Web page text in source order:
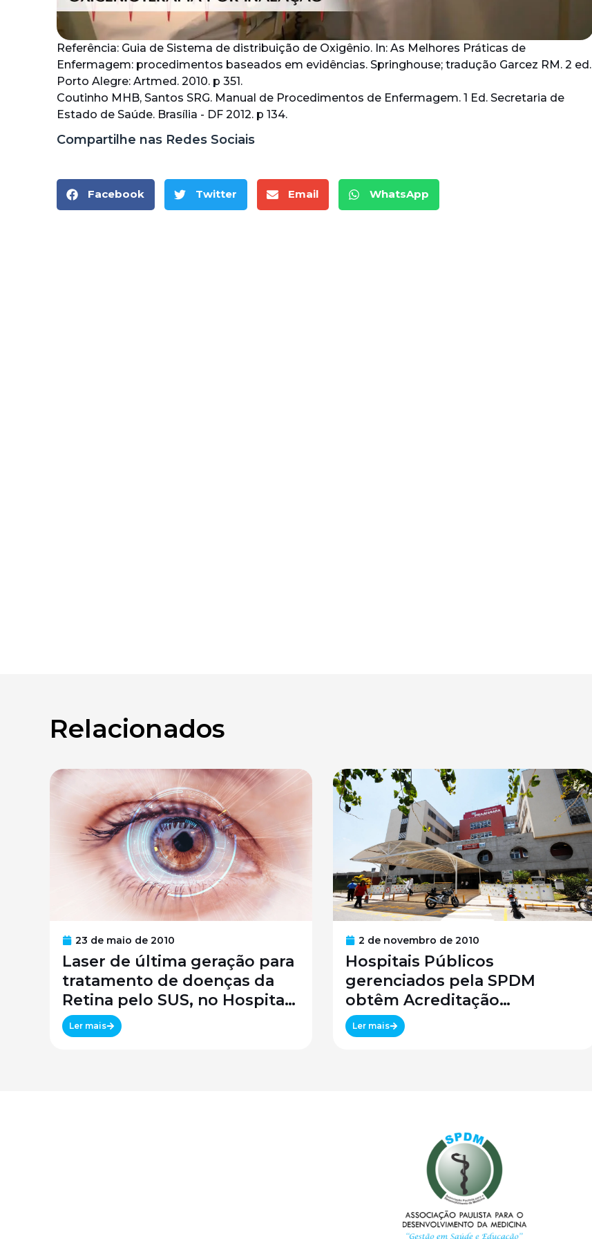
Referência: Guia de Sistema de distribuição de Oxigênio. In: As Melhores Práticas de
Enfermagem: procedimentos baseados em evidências. Springhouse; tradução Garcez RM. 2 ed.
Porto Alegre: Artmed. 2010. p 351.
Coutinho MHB, Santos SRG. Manual de Procedimentos de Enfermagem. 1 Ed. Secretaria de
Estado de Saúde. Brasília - DF 2012. p 134.
Compartilhe nas Redes Sociais
Facebook Twitter Email WhatsApp
Relacionados
23 de maio de 2010
Laser de última geração para
tratamento de doenças da
Retina pelo SUS, no Hospital
São Paulo / SPDM / UNIFESP
Ler mais
2 de novembro de 2010
Hospitais Públicos
gerenciados pela SPDM
obtêm Acreditação
Canadense
Ler mais